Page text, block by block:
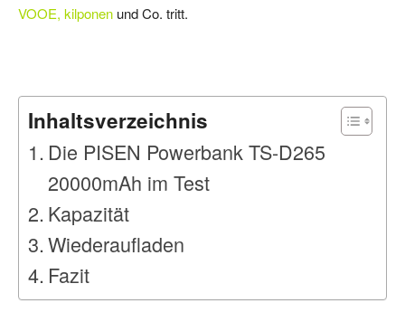
VOOE, kilponen und Co. tritt.
Inhaltsverzeichnis
Die PISEN Powerbank TS-D265
20000mAh im Test
Kapazität
Wiederaufladen
Fazit